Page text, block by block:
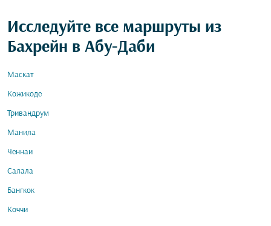
Исследуйте все маршруты из
Бахрейн в Абу-Даби
Маскат
Кожикоде
Тривандрум
Манила
Ченнаи
Салала
Бангкок
Коччи